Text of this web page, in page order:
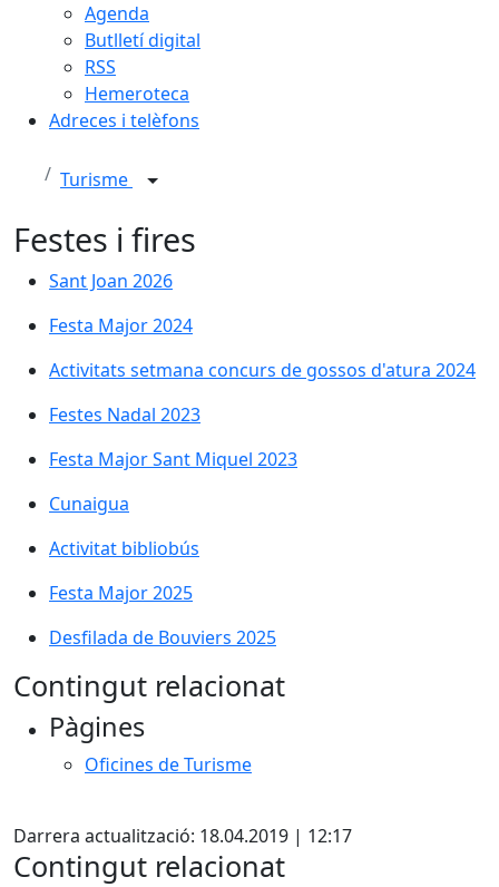
Agenda
Butlletí digital
RSS
Hemeroteca
Adreces i telèfons
Turisme
Festes i fires
Sant Joan 2026
Festa Major 2024
Festa Major 2024
Activitats setmana concurs de gossos d'atura 2024
Festes Nadal 2023
Festes Nadal 2023
Festa Major Sant Miquel 2023
Festa Major Sant Miquel 2023
Cunaigua
Cunaigua
Activitat bibliobús
Activitat bibliobús
Festa Major 2025
Desfilada de Bouviers 2025
Desfilada de Bouviers 2025
Contingut relacionat
Pàgines
Oficines de Turisme
Darrera actualització: 18.04.2019 | 12:17
Contingut relacionat